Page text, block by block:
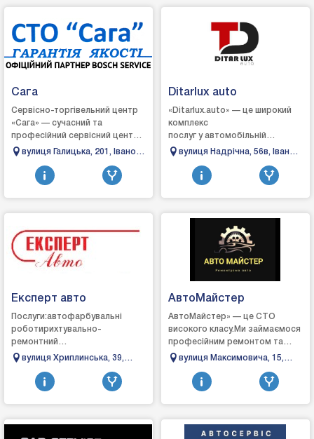
Сага
Сервісно-торгівельний центр
«Сага» — сучасний та
професійний сервісний центр,
де знають, вміють і можуть
усунути р...
вулиця Галицька, 201, Івано-
Франківськ, Івано-
Франківська область
Ditarlux auto
«Ditarlux.auto» — це широкий
комплекс
послуг у автомобільній
сфері.Ми пропонуємо якісні
продаж, обслуговування та ...
вулиця Надрічна, 56в, Івано-
Франківськ, Івано-
Франківська область
Експерт авто
Послуги:автофарбувальні
роботирихтувально-
ремонтний
цехавтоэлектрикремонт
автомобіляавтомийказамовлення
автозапчастин
вулиця Хриплинська, 39,
Івано-Франківськ, Івано-
Франківська область
АвтоМайстер
АвтоМайстер» — це СТО
високого класу.Ми займаємося
професійним ремонтом та
обслуговування автомобілів.
спеціалісти у свої...
вулиця Максимовича, 15,
Івано-Франківськ, Івано-
Франківська область